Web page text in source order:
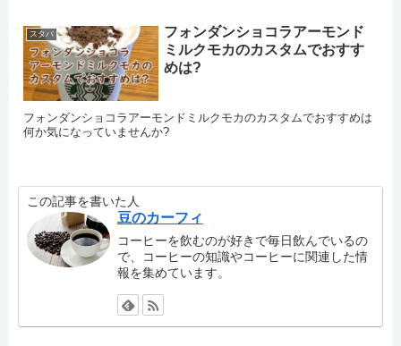
スタバ
フォンダンショコラアーモンド
ミルクモカのカスタムでおすす
めは?
フォンダンショコラアーモンドミルクモカのカスタムでおすすめは
何か気になっていませんか?
この記事を書いた人
豆のカーフィ
コーヒーを飲むのが好きで毎日飲んでいるの
で、コーヒーの知識やコーヒーに関連した情
報を集めています。